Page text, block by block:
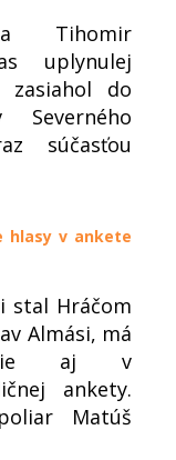
Tihomir
uplynulej
zasiahol do
súčasťou
hlasy v ankete
stal Hráčom
Almási, má
aj v
ankety.
Matúš